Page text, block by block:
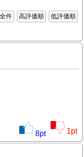
全件 高評価順
低評価順
8pt 1pt